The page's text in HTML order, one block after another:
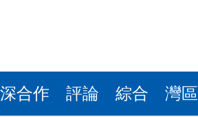
合作 評論 綜合 灣區